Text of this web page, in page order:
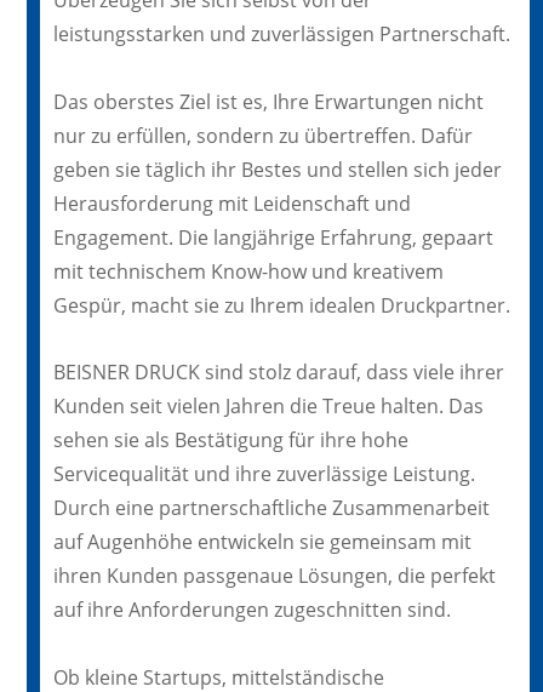
leistungsstarken und zuverlässigen Partnerschaft.
Das oberstes Ziel ist es, Ihre Erwartungen nicht
nur zu erfüllen, sondern zu übertreffen. Dafür
geben sie täglich ihr Bestes und stellen sich jeder
Herausforderung mit Leidenschaft und
Engagement. Die langjährige Erfahrung, gepaart
mit technischem Know-how und kreativem
Gespür, macht sie zu Ihrem idealen Druckpartner.
BEISNER DRUCK sind stolz darauf, dass viele ihrer
Kunden seit vielen Jahren die Treue halten. Das
sehen sie als Bestätigung für ihre hohe
Servicequalität und ihre zuverlässige Leistung.
Durch eine partnerschaftliche Zusammenarbeit
auf Augenhöhe entwickeln sie gemeinsam mit
ihren Kunden passgenaue Lösungen, die perfekt
auf ihre Anforderungen zugeschnitten sind.
Ob kleine Startups, mittelständische